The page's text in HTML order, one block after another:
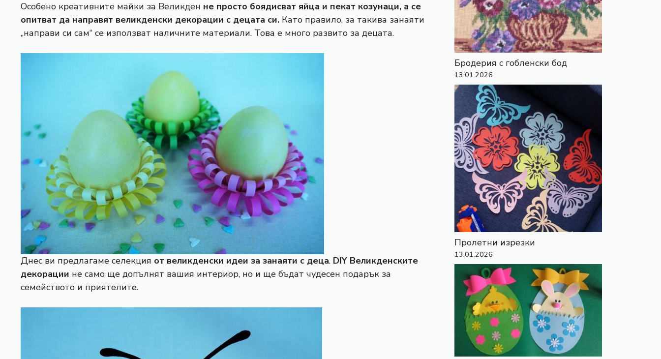
Особено креативните майки за Великден не просто боядисват яйца и пекат козунаци, а се
опитват да направят великденски декорации с децата си. Като правило, за такива занаяти
„направи си сам“ се използват наличните материали. Това е много развито за децата.
Днес ви предлагаме селекция от великденски идеи за занаяти с деца. DIY Великденските
декорации не само ще допълнят вашия интериор, но и ще бъдат чудесен подарък за
семейството и приятелите.
Бродерия с гобленски бод
13.01.2026
Пролетни изрезки
13.01.2026